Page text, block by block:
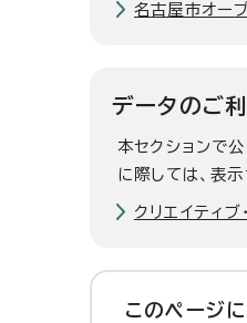
名古屋市オー
データのご
本セクションで
に際しては、表
クリエイティブ
このページ